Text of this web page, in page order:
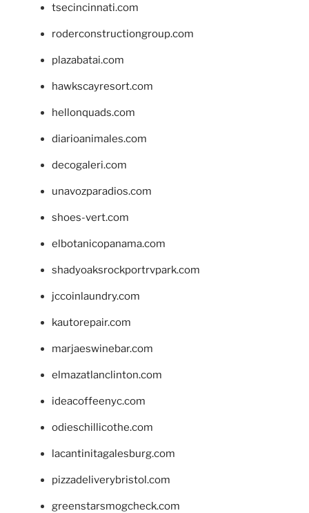
tsecincinnati.com
roderconstructiongroup.com
plazabatai.com
hawkscayresort.com
hellonquads.com
diarioanimales.com
decogaleri.com
unavozparadios.com
shoes-vert.com
elbotanicopanama.com
shadyoaksrockportrvpark.com
jccoinlaundry.com
kautorepair.com
marjaeswinebar.com
elmazatlanclinton.com
ideacoffeenyc.com
odieschillicothe.com
lacantinitagalesburg.com
pizzadeliverybristol.com
greenstarsmogcheck.com